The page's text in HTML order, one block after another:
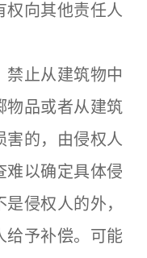
权向其他责任人
止从建筑物中
物品或者从建筑
害的，由侵权人
难以确定具体侵
侵权人的外，
给予补偿。可能